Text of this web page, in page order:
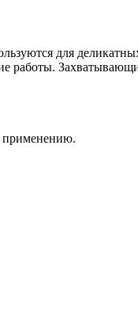
для
работы.
применению.